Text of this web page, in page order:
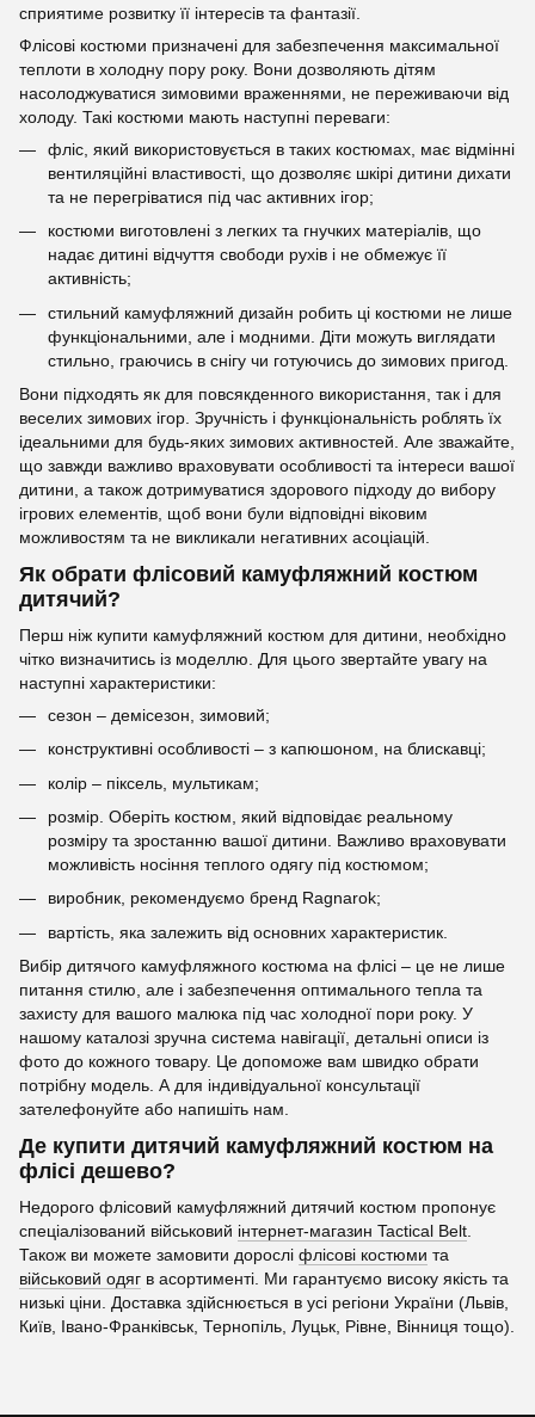
сприятиме розвитку її інтересів та фантазії.
Флісові костюми призначені для забезпечення максимальної
теплоти в холодну пору року. Вони дозволяють дітям
насолоджуватися зимовими враженнями, не переживаючи від
холоду. Такі костюми мають наступні переваги:
фліс, який використовується в таких костюмах, має відмінні
вентиляційні властивості, що дозволяє шкірі дитини дихати
та не перегріватися під час активних ігор;
костюми виготовлені з легких та гнучких матеріалів, що
надає дитині відчуття свободи рухів і не обмежує її
активність;
стильний камуфляжний дизайн робить ці костюми не лише
функціональними, але і модними. Діти можуть виглядати
стильно, граючись в снігу чи готуючись до зимових пригод.
Вони підходять як для повсякденного використання, так і для
веселих зимових ігор. Зручність і функціональність роблять їх
ідеальними для будь-яких зимових активностей. Але зважайте,
що завжди важливо враховувати особливості та інтереси вашої
дитини, а також дотримуватися здорового підходу до вибору
ігрових елементів, щоб вони були відповідні віковим
можливостям та не викликали негативних асоціацій.
Як обрати флісовий камуфляжний костюм
дитячий?
Перш ніж купити камуфляжний костюм для дитини, необхідно
чітко визначитись із моделлю. Для цього звертайте увагу на
наступні характеристики:
сезон – демісезон, зимовий;
конструктивні особливості – з капюшоном, на блискавці;
колір – піксель, мультикам;
розмір. Оберіть костюм, який відповідає реальному
розміру та зростанню вашої дитини. Важливо враховувати
можливість носіння теплого одягу під костюмом;
виробник, рекомендуємо бренд Ragnarok;
вартість, яка залежить від основних характеристик.
Вибір дитячого камуфляжного костюма на флісі – це не лише
питання стилю, але і забезпечення оптимального тепла та
захисту для вашого малюка під час холодної пори року. У
нашому каталозі зручна система навігації, детальні описи із
фото до кожного товару. Це допоможе вам швидко обрати
потрібну модель. А для індивідуальної консультації
зателефонуйте або напишіть нам.
Де купити дитячий камуфляжний костюм на
флісі дешево?
Недорого флісовий камуфляжний дитячий костюм пропонує
спеціалізований військовий інтернет-магазин Tactical Belt
Також ви можете замовити дорослі флісові костюми та
військовий одяг в асортименті. Ми гарантуємо високу якість та
низькі ціни. Доставка здійснюється в усі регіони України (Львів,
Київ, Івано-Франківськ, Тернопіль, Луцьк, Рівне, Вінниця тощо).